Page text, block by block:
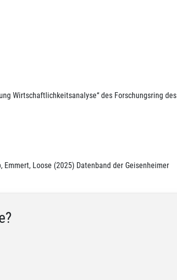
Wirtschaftlichkeitsanalyse“ des Forschungsring des
Loose (2025) Datenband der Geisenheimer